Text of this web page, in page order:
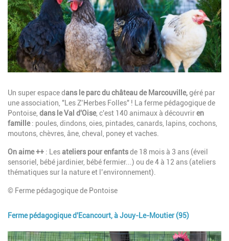
Description
Un super espace dans le parc du château de Marcouville,géré par
une association, "Les Z’Herbes Folles" ! La ferme pédagogique de
Pontoise, dans le Val d'Oise, c'est 140 animaux à découvriren
famille : poules, dindons, oies, pintades, canards, lapins, cochons,
moutons, chèvres, âne, cheval, poney et vaches.
On aime ++ : Lesateliers pour enfantsde 18 mois à 3 ans (éveil
sensoriel, bébé jardinier, bébé fermier...) ou de 4 à 12 ans (ateliers
thématiques sur la nature et l’environnement).
© Ferme pédagogique de Pontoise
Ferme pédagogique d'Ecancourt, à Jouy-Le-Moutier (95)
Image